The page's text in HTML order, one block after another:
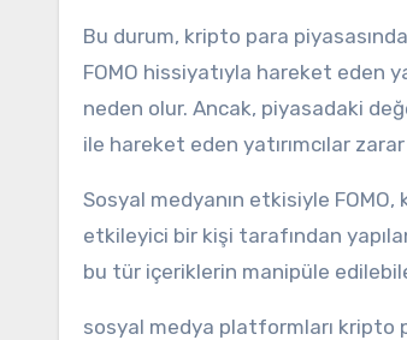
Bu durum, kripto para
FOMO hissiyatıyla hareket eden
neden olur. Ancak, piyasadaki
ile hareket eden yatırımcılar
Sosyal medyanın etkisiyle
etkileyici bir kişi tarafından
bu tür içeriklerin manipüle
sosyal medya platformları kripto